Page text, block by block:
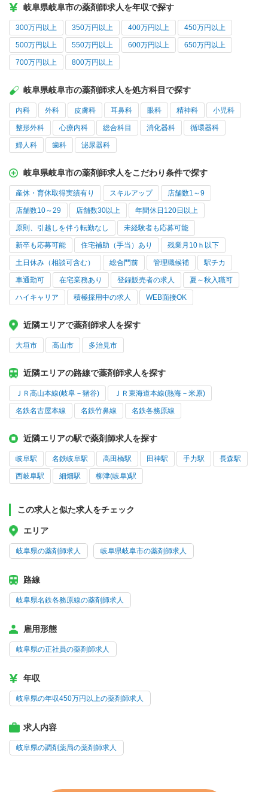
岐阜県岐阜市の薬剤師求人を年収で探す
300万円以上 350万円以上 400万円以上 450万円以上
500万円以上 550万円以上 600万円以上 650万円以上
700万円以上 800万円以上
岐阜県岐阜市の薬剤師求人を処方科目で探す
内科 外科 皮膚科 耳鼻科 眼科 精神科 小児科
整形外科 心療内科 総合科目 消化器科 循環器科
婦人科 歯科 泌尿器科
岐阜県岐阜市の薬剤師求人をこだわり条件で探す
産休・育休取得実績有り スキルアップ 店舗数1～9
店舗数10～29 店舗数30以上 年間休日120日以上
原則、引越しを伴う転勤なし 未経験者も応募可能
新卒も応募可能 住宅補助（手当）あり 残業月10ｈ以下
土日休み（相談可含む） 総合門前 管理職候補 駅チカ
車通勤可 在宅業務あり 登録販売者の求人 夏～秋入職可
ハイキャリア 積極採用中の求人 WEB面接OK
近隣エリアで薬剤師求人を探す
大垣市 高山市 多治見市
近隣エリアの路線で薬剤師求人を探す
ＪＲ高山本線(岐阜－猪谷) ＪＲ東海道本線(熱海－米原)
名鉄名古屋本線 名鉄竹鼻線 名鉄各務原線
近隣エリアの駅で薬剤師求人を探す
岐阜駅 名鉄岐阜駅 高田橋駅 田神駅 手力駅 長森駅
西岐阜駅 細畑駅 柳津(岐阜)駅
この求人と似た求人をチェック
エリア
岐阜県の薬剤師求人 岐阜県岐阜市の薬剤師求人
路線
岐阜県名鉄各務原線の薬剤師求人
雇用形態
岐阜県の正社員の薬剤師求人
年収
岐阜県の年収450万円以上の薬剤師求人
求人内容
岐阜県の調剤薬局の薬剤師求人